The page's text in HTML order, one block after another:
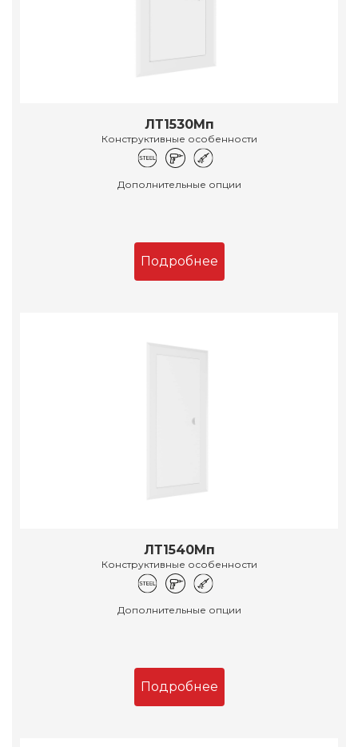
ЛТ1530Мп
Конструктивные особенности
Дополнительные опции
Подробнее
ЛТ1540Мп
Конструктивные особенности
Дополнительные опции
Подробнее